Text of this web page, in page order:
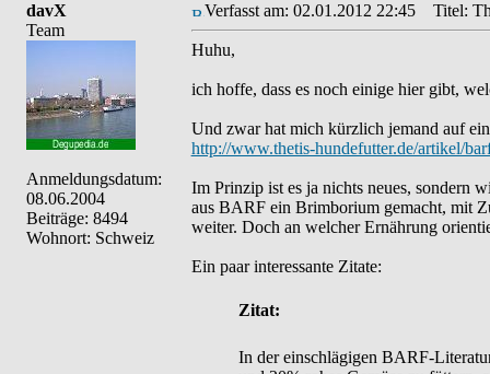
davX
Team
Anmeldungsdatum:
08.06.2004
Beiträge: 8494
Wohnort: Schweiz
Verfasst am: 02.01.2012 22:45 Titel:
Huhu,
ich hoffe, dass es noch einige hier gibt,
Und zwar hat mich kürzlich jemand auf
http://www.thetis-hundefutter.de/artikel/
Im Prinzip ist es ja nichts neues, sondern
aus BARF ein Brimborium gemacht, mit
weiter. Doch an welcher Ernährung
Ein paar interessante Zitate:
Zitat:
In der einschlägigen BARF-